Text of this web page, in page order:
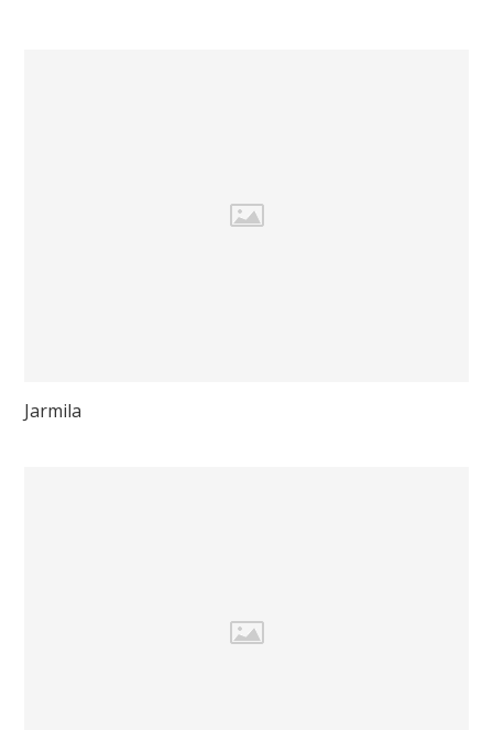
Jarmila